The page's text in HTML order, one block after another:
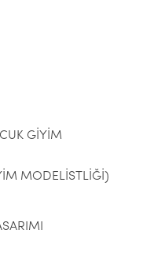
GİYİM
MODELİSTLİĞİ)